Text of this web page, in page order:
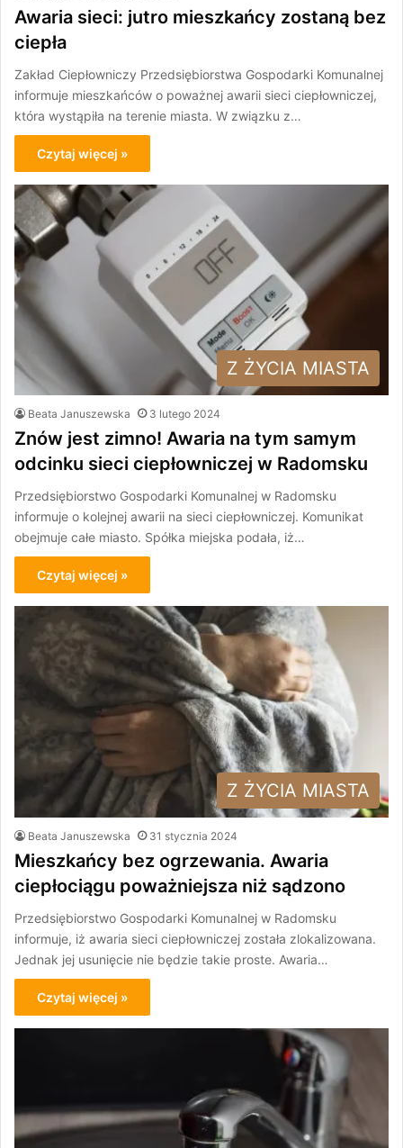
Awaria sieci: jutro mieszkańcy zostaną bez
ciepła
Zakład Ciepłowniczy Przedsiębiorstwa Gospodarki Komunalnej
informuje mieszkańców o poważnej awarii sieci ciepłowniczej,
która wystąpiła na terenie miasta. W związku z…
Czytaj więcej »
Z ŻYCIA MIASTA
Beata Januszewska 3 lutego 2024
Znów jest zimno! Awaria na tym samym
odcinku sieci ciepłowniczej w Radomsku
Przedsiębiorstwo Gospodarki Komunalnej w Radomsku
informuje o kolejnej awarii na sieci ciepłowniczej. Komunikat
obejmuje całe miasto. Spółka miejska podała, iż…
Czytaj więcej »
Z ŻYCIA MIASTA
Beata Januszewska 31 stycznia 2024
Mieszkańcy bez ogrzewania. Awaria
ciepłociągu poważniejsza niż sądzono
Przedsiębiorstwo Gospodarki Komunalnej w Radomsku
informuje, iż awaria sieci ciepłowniczej została zlokalizowana.
Jednak jej usunięcie nie będzie takie proste. Awaria…
Czytaj więcej »